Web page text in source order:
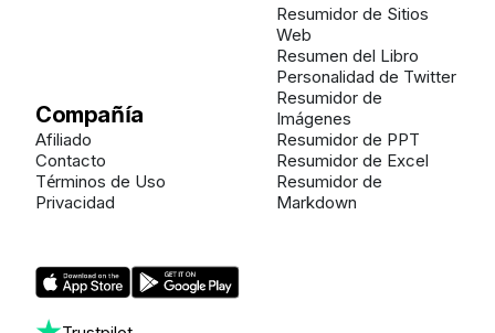
Compañía
Afiliado
Contacto
Términos de Uso
Privacidad
Resumidor de Sitios
Web
Resumen del Libro
Personalidad de Twitter
Resumidor de
Imágenes
Resumidor de PPT
Resumidor de Excel
Resumidor de
Markdown